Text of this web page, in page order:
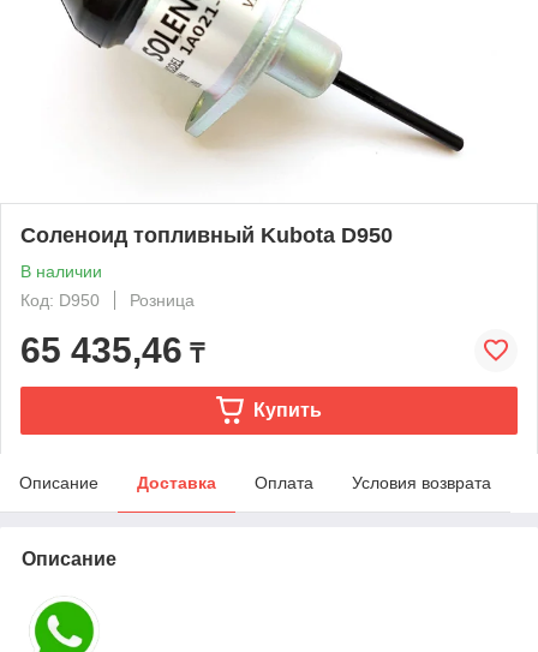
Соленоид топливный Kubota D950
В наличии
Код: D950
Розница
65 435,46 ₸
Купить
Описание Доставка Оплата Условия возврата
Описание